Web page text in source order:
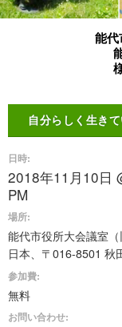
能代
自分らしく生き
日時:
2018年11月10日
PM
場所:
能代市役所大会議室（
日本、〒016-8501 秋
参加費:
無料
お問い合わせ: